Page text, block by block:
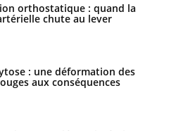
orthostatique : quand la
chute au lever
: une déformation des
aux conséquences